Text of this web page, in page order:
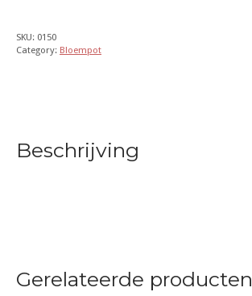
aantal
SKU: 0150
Category: Bloempot
Beschrijving
Gerelateerde producten